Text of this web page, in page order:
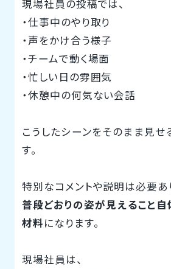
現場社員の投稿では、
・仕事中のやり取り
・声をかけ合う様子
・チームで動く場面
・忙しい日の雰囲気
・休憩中の何気ない会話
こうしたシーンをそのまま見
す。
特別なコメントや説明は必要あ
普段どおりの姿が見えること
材料 になります。
現場社員は、